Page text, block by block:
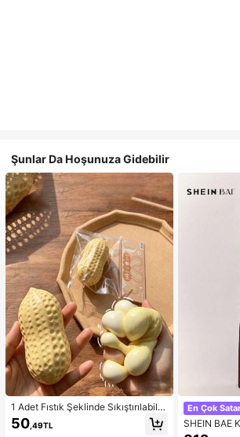
Şunlar Da Hoşunuza Gidebilir
1 Adet Fıstık Şeklinde Sıkıştırılabilir
Stres Oyuncağı, Ofis Rahatlaması v
e Parti Etkileşimi İçin Uygun, Doğu
50 ,49TL
En Çok
SHEIN BAE
Günlük Düz